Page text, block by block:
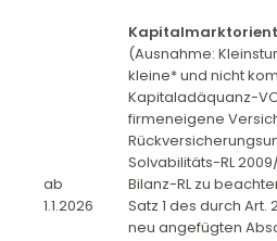
ab
1.1.2026
(Ausnahme:
kleine* und nicht
Kapitaladäquanz-
firmeneigene
Solvabilitäts-RL
Bilanz-RL zu
Satz 1 des durch Art.
neu angefügten